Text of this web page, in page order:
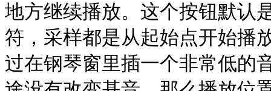
地方继续播放。这个按钮默认
符，采样都是从起始点开始播
过在钢琴窗里插一个非常低